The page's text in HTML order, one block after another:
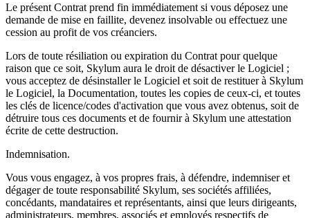
Le présent Contrat prend fin immédiatement si vous déposez une
demande de mise en faillite, devenez insolvable ou effectuez une
cession au profit de vos créanciers.
Lors de toute résiliation ou expiration du Contrat pour quelque
raison que ce soit, Skylum aura le droit de désactiver le Logiciel ;
vous acceptez de désinstaller le Logiciel et soit de restituer à Skylum
le Logiciel, la Documentation, toutes les copies de ceux-ci, et toutes
les clés de licence/codes d'activation que vous avez obtenus, soit de
détruire tous ces documents et de fournir à Skylum une attestation
écrite de cette destruction.
Indemnisation.
Vous vous engagez, à vos propres frais, à défendre, indemniser et
dégager de toute responsabilité Skylum, ses sociétés affiliées,
concédants, mandataires et représentants, ainsi que leurs dirigeants,
administrateurs, membres, associés et employés respectifs de